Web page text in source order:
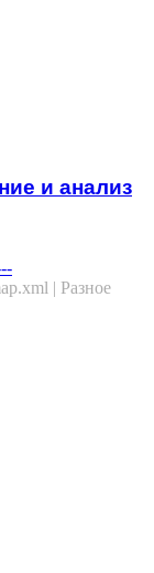
и анализ
| Разное